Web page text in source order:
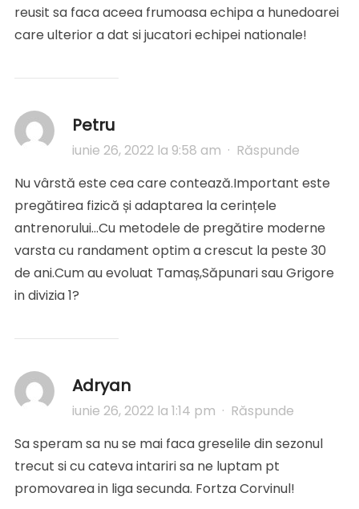
reusit sa faca aceea frumoasa echipa a hunedoarei
care ulterior a dat si jucatori echipei nationale!
Petru
iunie 26, 2022 la 9:58 am · Răspunde
Nu vârstă este cea care contează.Important este
pregătirea fizică și adaptarea la cerințele
antrenorului…Cu metodele de pregătire moderne
varsta cu randament optim a crescut la peste 30
de ani.Cum au evoluat Tamaș,Săpunari sau Grigore
in divizia 1?
Adryan
iunie 26, 2022 la 1:14 pm · Răspunde
Sa speram sa nu se mai faca greselile din sezonul
trecut si cu cateva intariri sa ne luptam pt
promovarea in liga secunda. Fortza Corvinul!